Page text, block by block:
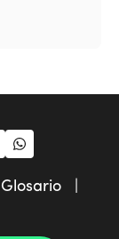
Glosario |